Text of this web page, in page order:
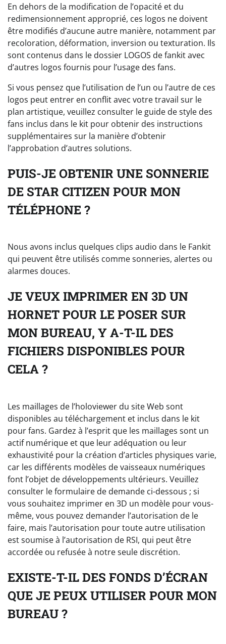
En dehors de la modification de l’opacité et du
redimensionnement approprié, ces logos ne doivent
être modifiés d’aucune autre manière, notamment par
recoloration, déformation, inversion ou texturation. Ils
sont contenus dans le dossier LOGOS de fankit avec
d’autres logos fournis pour l’usage des fans.
Si vous pensez que l’utilisation de l’un ou l’autre de ces
logos peut entrer en conflit avec votre travail sur le
plan artistique, veuillez consulter le guide de style des
fans inclus dans le kit pour obtenir des instructions
supplémentaires sur la manière d’obtenir
l’approbation d’autres solutions.
PUIS-JE OBTENIR UNE SONNERIE
DE STAR CITIZEN POUR MON
TÉLÉPHONE ?
Nous avons inclus quelques clips audio dans le Fankit
qui peuvent être utilisés comme sonneries, alertes ou
alarmes douces.
JE VEUX IMPRIMER EN 3D UN
HORNET POUR LE POSER SUR
MON BUREAU, Y A-T-IL DES
FICHIERS DISPONIBLES POUR
CELA ?
Les maillages de l’holoviewer du site Web sont
disponibles au téléchargement et inclus dans le kit
pour fans. Gardez à l’esprit que les maillages sont un
actif numérique et que leur adéquation ou leur
exhaustivité pour la création d’articles physiques varie,
car les différents modèles de vaisseaux numériques
font l’objet de développements ultérieurs. Veuillez
consulter le formulaire de demande ci-dessous ; si
vous souhaitez imprimer en 3D un modèle pour vous-
même, vous pouvez demander l’autorisation de le
faire, mais l’autorisation pour toute autre utilisation
est soumise à l’autorisation de RSI, qui peut être
accordée ou refusée à notre seule discrétion.
EXISTE-T-IL DES FONDS D’ÉCRAN
QUE JE PEUX UTILISER POUR MON
BUREAU ?